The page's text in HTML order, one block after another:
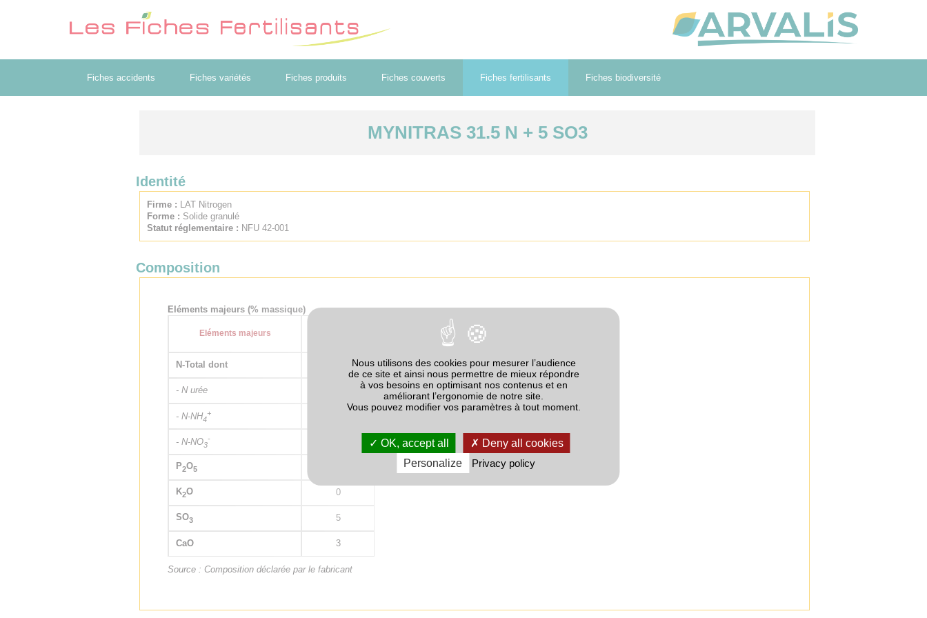
Fiches accidents Fiches variétés Fiches produits Fiches couverts Fiches fertilisants Fiches biodiversité
MYNITRAS 31.5 N + 5 SO3
Identité
Firme : LAT Nitrogen
Forme : Solide granulé
Statut réglementaire : NFU 42-001
Composition
Eléments majeurs (% massique)
Eléments majeurs
N-Total dont
- N urée
- N-NH4
+
- N-NO3
-
P2O5
K2O 0
SO3 5
CaO 3
Source : Composition déclarée par le fabricant
Nous utilisons des cookies pour mesurer l’audience
de ce site et ainsi nous permettre de mieux répondre
à vos besoins en optimisant nos contenus et en
améliorant l’ergonomie de notre site.
Vous pouvez modifier vos paramètres à tout moment.
OK, accept all
Deny all cookies
Personalize
Privacy policy